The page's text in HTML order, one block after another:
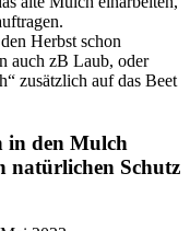
Herbst schon
auch zB Laub, oder
zusätzlich auf das Beet
in den Mulch
natürlichen Schutz